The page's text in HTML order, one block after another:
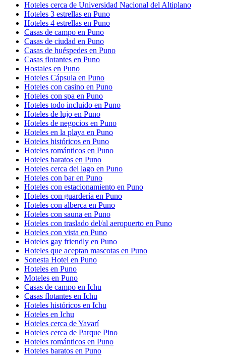
Hoteles cerca de Universidad Nacional del Altiplano
Hoteles 3 estrellas en Puno
Hoteles 4 estrellas en Puno
Casas de campo en Puno
Casas de ciudad en Puno
Casas de huéspedes en Puno
Casas flotantes en Puno
Hostales en Puno
Hoteles Cápsula en Puno
Hoteles con casino en Puno
Hoteles con spa en Puno
Hoteles todo incluido en Puno
Hoteles de lujo en Puno
Hoteles de negocios en Puno
Hoteles en la playa en Puno
Hoteles históricos en Puno
Hoteles románticos en Puno
Hoteles baratos en Puno
Hoteles cerca del lago en Puno
Hoteles con bar en Puno
Hoteles con estacionamiento en Puno
Hoteles con guardería en Puno
Hoteles con alberca en Puno
Hoteles con sauna en Puno
Hoteles con traslado del/al aeropuerto en Puno
Hoteles con vista en Puno
Hoteles gay friendly en Puno
Hoteles que aceptan mascotas en Puno
Sonesta Hotel en Puno
Hoteles en Puno
Moteles en Puno
Casas de campo en Ichu
Casas flotantes en Ichu
Hoteles históricos en Ichu
Hoteles en Ichu
Hoteles cerca de Yavarí
Hoteles cerca de Parque Pino
Hoteles románticos en Puno
Hoteles baratos en Puno